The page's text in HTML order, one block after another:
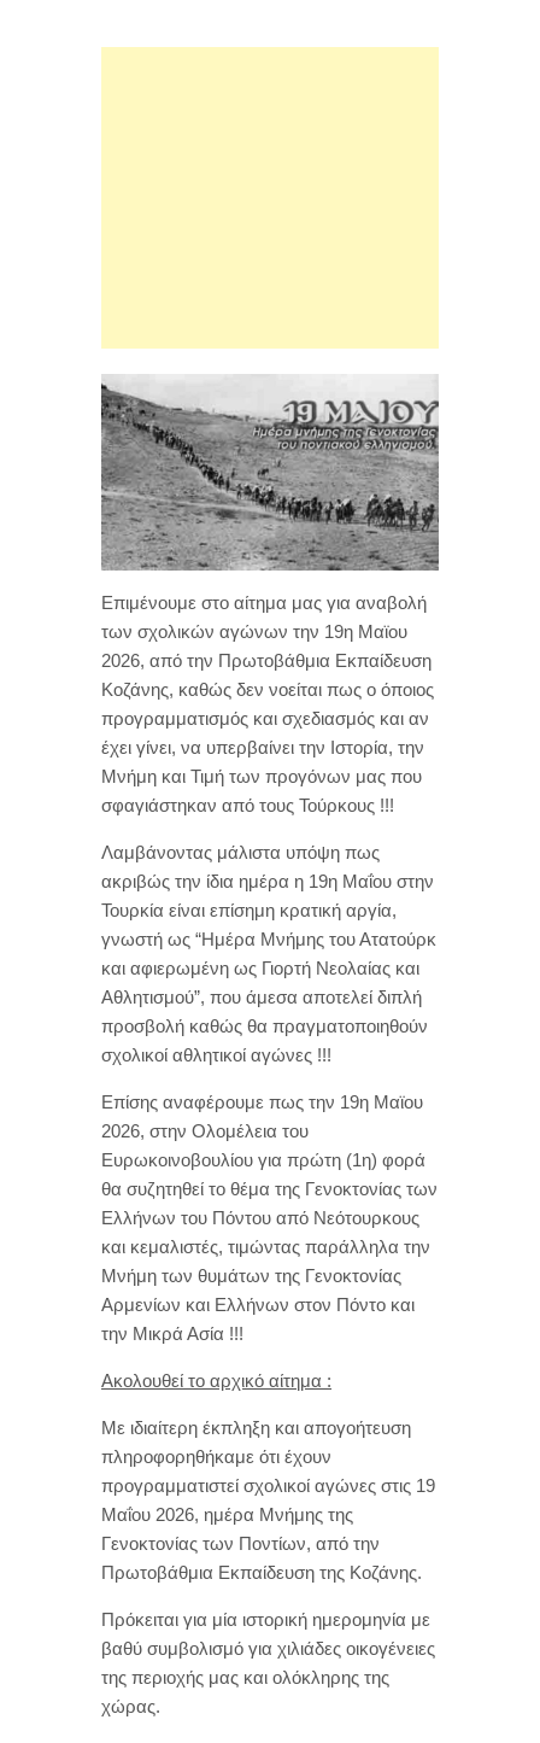
Επιμένουμε στο αίτημα μας για αναβολή
των σχολικών αγώνων την 19η Μαϊου
2026, από την Πρωτοβάθμια Εκπαίδευση
Κοζάνης, καθώς δεν νοείται πως ο όποιος
προγραμματισμός και σχεδιασμός και αν
έχει γίνει, να υπερβαίνει την Ιστορία, την
Μνήμη και Τιμή των προγόνων μας που
σφαγιάστηκαν από τους Τούρκους !!!
Λαμβάνοντας μάλιστα υπόψη πως
ακριβώς την ίδια ημέρα η 19η Μαΐου στην
Τουρκία είναι επίσημη κρατική αργία,
γνωστή ως “Ημέρα Μνήμης του Ατατούρκ
και αφιερωμένη ως Γιορτή Νεολαίας και
Αθλητισμού”, που άμεσα αποτελεί διπλή
προσβολή καθώς θα πραγματοποιηθούν
σχολικοί αθλητικοί αγώνες !!!
Επίσης αναφέρουμε πως την 19η Μαϊου
2026, στην Ολομέλεια του
Ευρωκοινοβουλίου για πρώτη (1η) φορά
θα συζητηθεί το θέμα της Γενοκτονίας των
Ελλήνων του Πόντου από Νεότουρκους
και κεμαλιστές, τιμώντας παράλληλα την
Μνήμη των θυμάτων της Γενοκτονίας
Αρμενίων και Ελλήνων στον Πόντο και
την Μικρά Ασία !!!
Ακολουθεί το αρχικό αίτημα :
Με ιδιαίτερη έκπληξη και απογοήτευση
πληροφορηθήκαμε ότι έχουν
προγραμματιστεί σχολικοί αγώνες στις 19
Μαΐου 2026, ημέρα Μνήμης της
Γενοκτονίας των Ποντίων, από την
Πρωτοβάθμια Εκπαίδευση της Κοζάνης.
Πρόκειται για μία ιστορική ημερομηνία με
βαθύ συμβολισμό για χιλιάδες οικογένειες
της περιοχής μας και ολόκληρης της
χώρας.